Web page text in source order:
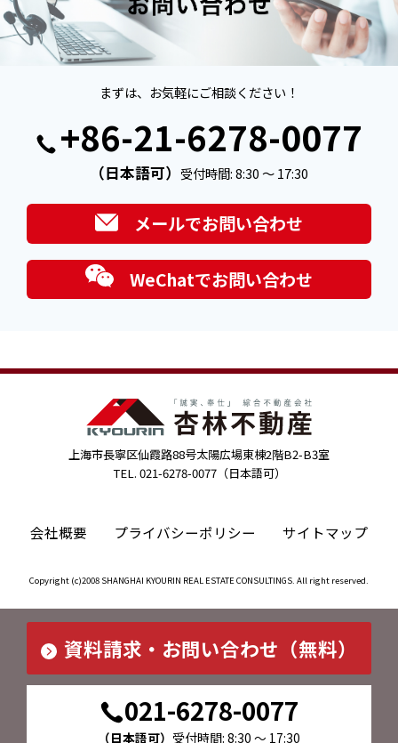
資料請求・お問い合わせ（無料）
021-6278-0077
（日本語可） 受付時間: 8:30 ～ 17:30
まずは、お気軽にご相談ください！
+86-21-6278-0077
（日本語可） 受付時間: 8:30 ～ 17:30
メールでお問い合わせ
WeChatでお問い合わせ
上海市長寧区仙霞路88号太陽広場東棟2階B2-B3室
TEL. 021-6278-0077（日本語可）
会社概要 プライバシーポリシー サイトマップ
Copyright (c)2008 SHANGHAI KYOURIN REAL ESTATE CONSULTINGS. All right reserved.